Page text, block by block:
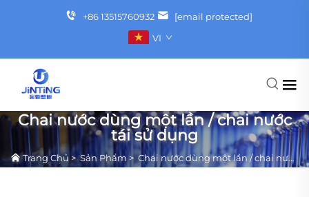
+86 13515760932
[email protected]
VI
Chai nước dùng một lần / chai nước
tái sử dụng
Trang Chủ>Sản Phẩm> Chai nước dùng một lần / chai nước tái sử dụng